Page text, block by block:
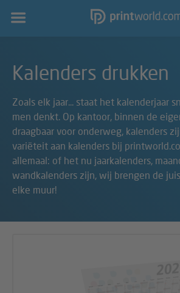
Hoofdnavigatie
Kalenders drukken
Zoals elk jaar... staat het kalenderjaar
men denkt. Op kantoor, binnen de
draagbaar voor onderweg, kalenders
variëteit aan kalenders bij
allemaal: of het nu jaarkalenders,
wandkalenders zijn, wij brengen de
elke muur!